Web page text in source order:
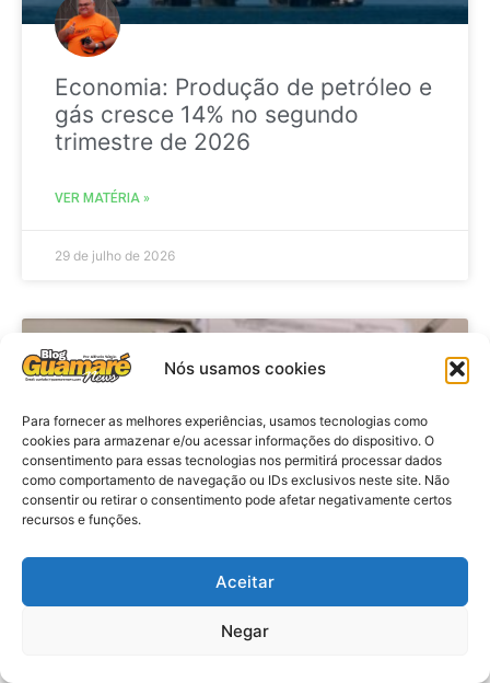
Nós usamos cookies
Para fornecer as melhores experiências, usamos tecnologias como
cookies para armazenar e/ou acessar informações do dispositivo. O
consentimento para essas tecnologias nos permitirá processar dados
como comportamento de navegação ou IDs exclusivos neste site. Não
consentir ou retirar o consentimento pode afetar negativamente certos
recursos e funções.
Aceitar
Negar
Economia: Produção de petróleo e
gás cresce 14% no segundo
trimestre de 2026
VER MATÉRIA »
29 de julho de 2026
Economia: Prazo de adesão ao
Programa Desenrola 2.0 é